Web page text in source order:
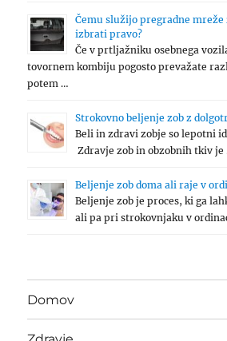
Čemu služijo pregradne mreže
izbrati pravo?
Če v prtljažniku osebnega
tovornem kombiju pogosto prevažate
potem …
Strokovno beljenje zob z
Beli in zdravi zobje so lepotni
Zdravje zob in obzobnih tkiv je
Beljenje zob doma ali raje v
Beljenje zob je proces, ki ga
ali pa pri strokovnjaku v
Domov